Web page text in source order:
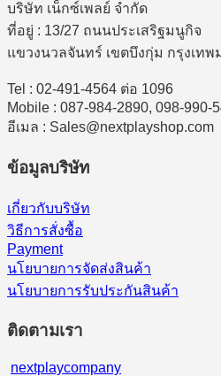
บริษัท เน็กซ์เพลย์ จำกัด
ที่อยู่ : 13/27 ถนนประเสริฐมนูกิจ
แขวงนวลจันทร์ เขตบึงกุ่ม กรุงเท
Tel : 02-491-4564 ต่อ 1096
Mobile : 087-984-2890, 098-990-
อีเมล : Sales@nextplayshop.com
ข้อมูลบริษัท
เกี่ยวกับบริษัท
วิธีการสั่งซื้อ
Payment
นโยบายการจัดส่งสินค้า
นโยบายการรับประกันสินค้า
ติดตามเรา
nextplaycompany